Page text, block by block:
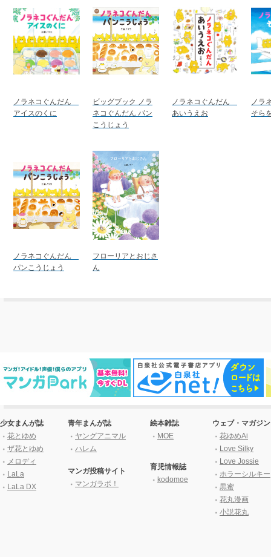
ノラネコぐんだん
アイスのくに
ビッグブック ノラ
ネコぐんだん パン
こうじょう
ノラネコぐんだん
あいうえお
ノラ
そら
ノラネコぐんだん
パンこうじょう
フローリアとおじさ
ん
少女まんが誌
花とゆめ
ザ花とゆめ
メロディ
LaLa
LaLa DX
青年まんが誌
ヤングアニマル
ハレム
マンガ投稿サイト
マンガラボ！
絵本雑誌
MOE
育児情報誌
kodomoe
ウェブ・マガジン
花ゆめAi
Love Silky
Love Jossie
ホラーシルキー
黒蜜
花丸漫画
小説花丸